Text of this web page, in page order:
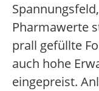
Pharmawerte
prall gefüllte
auch hohe
eingepreist.